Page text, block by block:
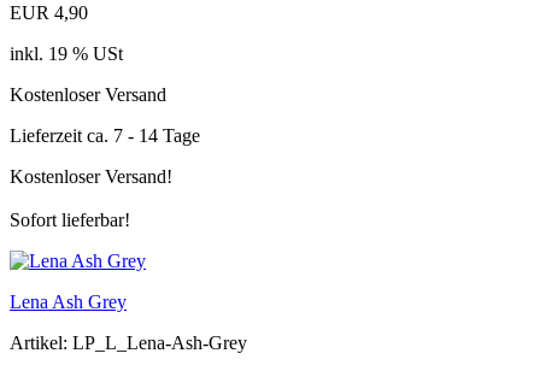
EUR 4,90
inkl. 19 % USt
Kostenloser Versand
Lieferzeit ca. 7 - 14 Tage
Kostenloser Versand!
Sofort lieferbar!
Lena Ash Grey
Artikel: LP_L_Lena-Ash-Grey